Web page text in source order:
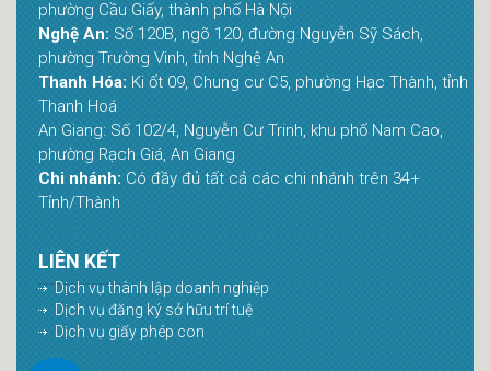
phường Cầu Giấy, thành phố Hà Nội
Nghệ An: Số 120B, ngõ 120, đường Nguyễn Sỹ Sách,
phường Trường Vinh, tỉnh Nghệ An
Thanh Hóa: Ki ốt 09, Chung cư C5, phường Hạc Thành, tỉnh
Thanh Hoá
An Giang: Số 102/4, Nguyễn Cư Trinh, khu phố Nam Cao,
phường Rạch Giá, An Giang
Chi nhánh: Có đầy đủ tất cả các chi nhánh trên 34+
Tỉnh/Thành
LIÊN KẾT
Dịch vụ thành lập doanh nghiệp
Dịch vụ đăng ký sở hữu trí tuệ
Dịch vụ giấy phép con